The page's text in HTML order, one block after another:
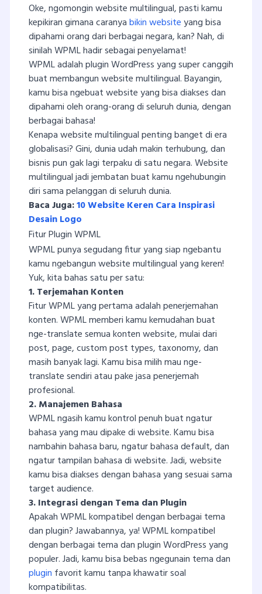
Oke, ngomongin website multilingual, pasti kamu
kepikiran gimana caranyabikin websiteyang bisa
dipahami orang dari berbagai negara, kan? Nah, di
sinilah WPML hadir sebagai penyelamat!
WPML adalah plugin WordPress yang super canggih
buat membangun website multilingual. Bayangin,
kamu bisa ngebuat website yang bisa diakses dan
dipahami oleh orang-orang di seluruh dunia, dengan
berbagai bahasa!
Kenapa website multilingual penting banget di era
globalisasi? Gini, dunia udah makin terhubung, dan
bisnis pun gak lagi terpaku di satu negara. Website
multilingual jadi jembatan buat kamu ngehubungin
diri sama pelanggan di seluruh dunia.
Baca Juga:10 Website Keren Cara Inspirasi
Desain Logo
Fitur Plugin WPML
WPML punya segudang fitur yang siap ngebantu
kamu ngebangun website multilingual yang keren!
Yuk, kita bahas satu per satu:
1. Terjemahan Konten
Fitur WPML yang pertama adalah penerjemahan
konten. WPML memberi kamu kemudahan buat
nge-translate semua konten website, mulai dari
post, page, custom post types, taxonomy, dan
masih banyak lagi. Kamu bisa milih mau nge-
translate sendiri atau pake jasa penerjemah
profesional.
2. Manajemen Bahasa
WPML ngasih kamu kontrol penuh buat ngatur
bahasa yang mau dipake di website. Kamu bisa
nambahin bahasa baru, ngatur bahasa default, dan
ngatur tampilan bahasa di website. Jadi, website
kamu bisa diakses dengan bahasa yang sesuai sama
target audience.
3. Integrasi dengan Tema dan Plugin
Apakah WPML kompatibel dengan berbagai tema
dan plugin? Jawabannya, ya! WPML kompatibel
dengan berbagai tema dan plugin WordPress yang
populer. Jadi, kamu bisa bebas ngegunain tema dan
plugin favorit kamu tanpa khawatir soal
kompatibilitas.